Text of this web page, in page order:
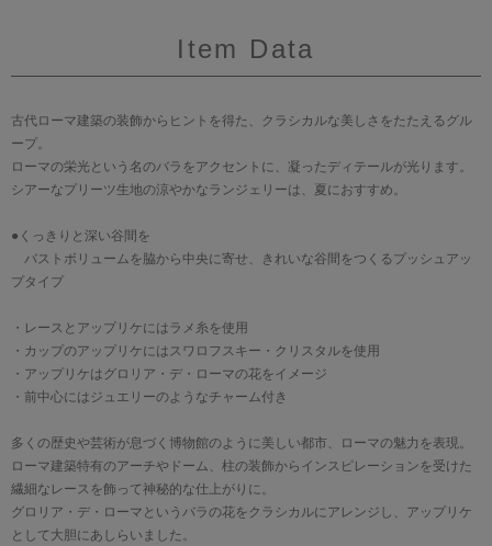
Item Data
古代ローマ建築の装飾からヒントを得た、クラシカルな美しさをたたえるグル
ープ。
ローマの栄光という名のバラをアクセントに、凝ったディテールが光ります。
シアーなプリーツ生地の涼やかなランジェリーは、夏におすすめ。
●くっきりと深い谷間を
バストボリュームを脇から中央に寄せ、きれいな谷間をつくるプッシュアッ
プタイプ
・レースとアップリケにはラメ糸を使用
・カップのアップリケにはスワロフスキー・クリスタルを使用
・アップリケはグロリア・デ・ローマの花をイメージ
・前中心にはジュエリーのようなチャーム付き
多くの歴史や芸術が息づく博物館のように美しい都市、ローマの魅力を表現。
ローマ建築特有のアーチやドーム、柱の装飾からインスピレーションを受けた
繊細なレースを飾って神秘的な仕上がりに。
グロリア・デ・ローマというバラの花をクラシカルにアレンジし、アップリケ
として大胆にあしらいました。